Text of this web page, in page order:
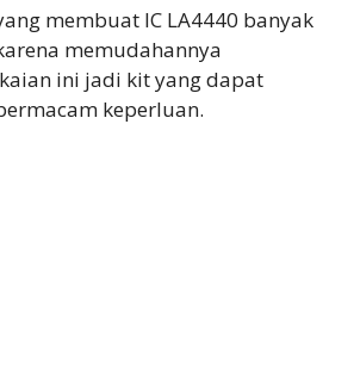
membuat IC LA4440 banyak
memudahannya
ini jadi kit yang dapat
keperluan.